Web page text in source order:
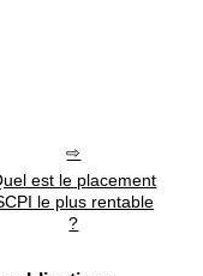
est le placement
le plus rentable
?